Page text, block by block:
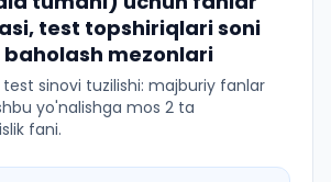
test topshiriqlari soni
mezonlari
test sinovi tuzilishi: majburiy fanlar
yo'nalishga mos 2 ta
fani.